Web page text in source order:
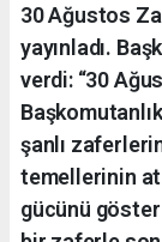
30 Ağustos
yayınladı.
verdi: “30
şanlı
temellerinin
gücünü